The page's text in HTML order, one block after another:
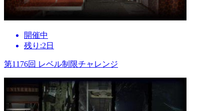
開催中
残り:2日
第1176回 レベル制限チャレンジ